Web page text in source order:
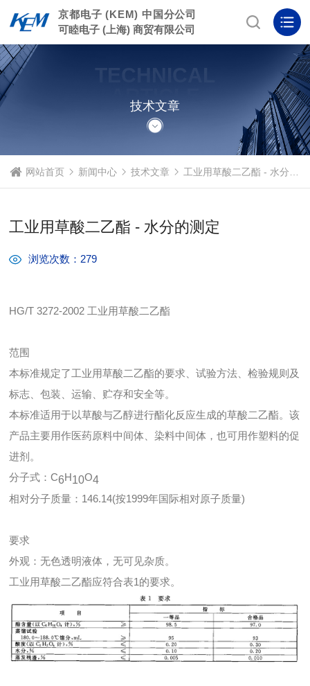
京都电子 (KEM) 中国分公司
可睦电子 (上海) 商贸有限公司
ARTICLE
技术文章
网站首页 新闻中心 技术文章 工业用草酸二乙酯 - 水分的测定
工业用草酸二乙酯 - 水分的测定
浏览次数：279
HG/T 3272-2002 工业用草酸二乙酯
范围
本标准规定了工业用草酸二乙酯的要求、试验方法、检验规则及
标志、包装、运输、贮存和安全等。
本标准适用于以草酸与乙醇进行酯化反应生成的草酸二乙酯。该
产品主要用作医药原料中间体、染料中间体，也可用作塑料的促
进剂。
分子式：C6H10O4
相对分子质量：146.14(按1999年国际相对原子质量)
要求
外观：无色透明液体，无可见杂质。
工业用草酸二乙酯应符合表1的要求。